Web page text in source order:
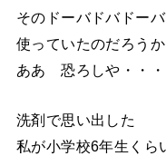
そのドーバドバドー
使っていたのだろうか
ああ 恐ろしや・・・
洗剤で思い出した
私が小学校6年生くら